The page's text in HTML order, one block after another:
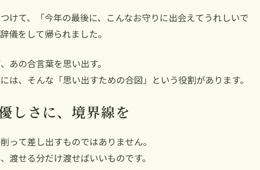
けて、「今年の最後に、こんなお守りに出会えてうれしいで
儀をして帰られました。
あの合言葉を思い出す。
は、そんな「思い出すための合図」という役割があります。
しさに、境界線を
って差し出すものではありません。
渡せる分だけ渡せばいいものです。